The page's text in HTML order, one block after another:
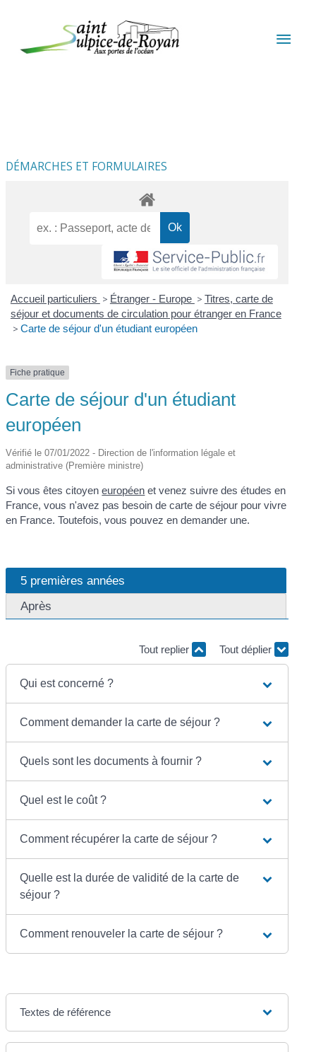
DÉMARCHES ET FORMULAIRES
Accueil particuliers > Étranger - Europe > Titres, carte de
séjour et documents de circulation pour étranger en France
> Carte de séjour d'un étudiant européen
Fiche pratique
Carte de séjour d'un étudiant
européen
Vérifié le 07/01/2022 - Direction de l'information légale et
administrative (Première ministre)
Si vous êtes citoyeneuropéen et venez suivre des études en
France, vous n'avez pas besoin de carte de séjour pour vivre
en France. Toutefois, vous pouvez en demander une.
5 premières années
Après
Tout replier Tout déplier
Qui est concerné ?
Comment demander la carte de séjour ?
Quels sont les documents à fournir ?
Quel est le coût ?
Comment récupérer la carte de séjour ?
Quelle est la durée de validité de la carte de
séjour ?
Comment renouveler la carte de séjour ?
Textes de référence